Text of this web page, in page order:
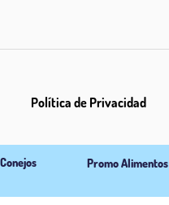
Política de Privacidad
Promo Alimentos